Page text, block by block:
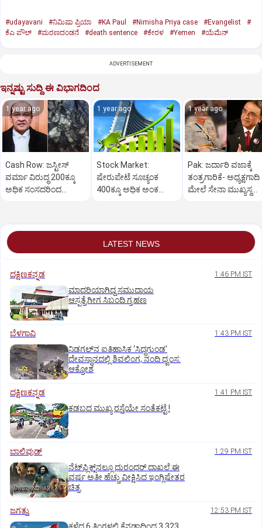
#udayavani #ನಿಮಿಷಾ ಪ್ರಿಯಾ #KA Paul #Nimisha Priya case #Evangelist
#
ಕೆಎ ಪೌಲ್
#ಮರಣದಂಡನೆ #death sentence #ಕೇರಳ #Yemen #ಯೆಮೆನ್‌
ADVERTISEMENT
ಇನ್ನಷ್ಟು ಸುದ್ದಿ ಈ ವಿಭಾಗದಿಂದ
1 year ago
Cash Row: ಜಸ್ಟೀಸ್‌
ವರ್ಮಾ ವಿರುದ್ಧ 200ಕ್ಕೂ
ಅಧಿಕ ಸಂಸದರಿಂದ
1 year ago
Stock Market:
ಷೇರುಪೇಟೆ ಸೂಚ್ಯಂಕ
400ಕ್ಕೂ ಅಧಿಕ ಅಂಕ
1 year ago
Pak: ಜರ್ದಾರಿ ವಜಾಕ್ಕೆ
ತಂತ್ರಗಾರಿಕೆ- ಅಧ್ಯಕ್ಷಗಾದಿ
ಮೇಲೆ ಸೇನಾ ಮುಖ್ಯಸ್ಥ
LATEST NEWS
ದಕ್ಷಿಣಕನ್ನಡ 1:46 PM IST
ಮಾದರಿಯಾಗಿದ್ದ ಸಮುದಾಯ
ಆಸ್ಪತ್ರೆಗೀಗ ಸಿಬಂದಿ ಗ್ರಹಣ
ಬೆಳಗಾವಿ 1:43 PM IST
ನಿಡಗಲ್‌ನ ಐತಿಹಾಸಿಕ ‘ಸಿದ್ಧಗುಂಡ’
ದೇವಸ್ಥಾನದಲ್ಲಿ ಶಿವಲಿಂಗ, ನಂದಿ ಧ್ವಂಸ:
ಆಕ್ರೋಶ
ದಕ್ಷಿಣಕನ್ನಡ 1:41 PM IST
ಕಡಬದ ಮುಖ್ಯ ರಸ್ತೆಯೇ ಸಂತೆಕಟ್ಟೆ !
ಬಾಲಿವುಡ್‌ 1:29 PM IST
ನೆಟ್‌ಫ್ಲಿಕ್ಸ್‌ನಲ್ಲೂ ಧುರಂಧರ್‌ ದಾಖಲೆ:ಈ
ವರ್ಷ ಅತೀ ಹೆಚ್ಚು ವೀಕ್ಷಿಸಿದ ಇಂಗ್ಲಿಷೇತರ
ಚಿತ್ರ
ಜಗತ್ತು 12:53 PM IST